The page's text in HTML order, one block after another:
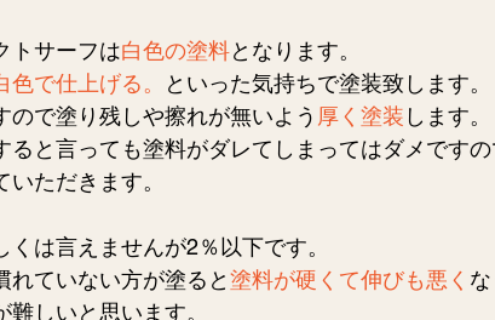
トサーフは白色の塗料となります。
色で仕上げる。
といった気持ちで塗装致します。
ので塗り残しや擦れが無いよう 厚く塗装 します。
ると言っても塗料がダレてしまってはダメです
いただきます。
くは言えませんが2％以下です。
れていない方が塗ると塗料が硬くて伸びも悪く
難しいと思います。